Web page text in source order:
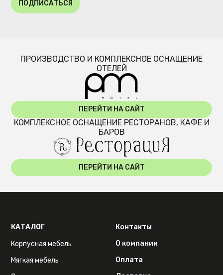
ПОДПИСАТЬСЯ
ПРОИЗВОДСТВО И КОМПЛЕКСНОЕ ОСНАЩЕНИЕ
ОТЕЛЕЙ
ПЕРЕЙТИ НА САЙТ
КОМПЛЕКСНОЕ ОСНАЩЕНИЕ РЕСТОРАНОВ, КАФЕ И
БАРОВ
ПЕРЕЙТИ НА САЙТ
КАТАЛОГ
Корпусная мебель
Мягкая мебель
Контакты
О компании
Оплата